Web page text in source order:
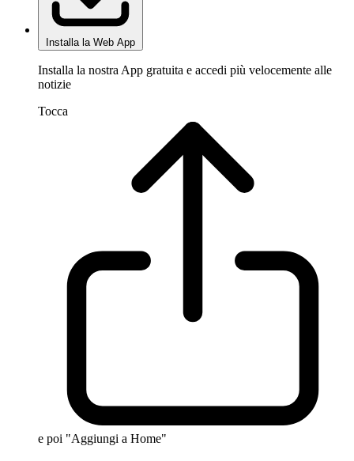
Installa la Web App
Installa la nostra App gratuita e accedi più velocemente alle
notizie
Tocca
e poi "Aggiungi a Home"